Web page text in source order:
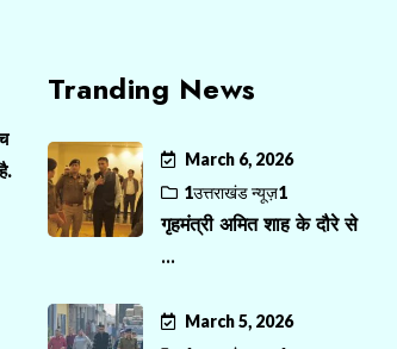
Tranding News
March 6, 2026
1उत्तराखंड न्यूज़1
गृहमंत्री अमित शाह के दौरे से
...
March 5, 2026